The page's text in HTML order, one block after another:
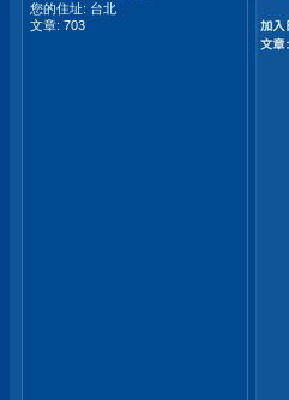
您的住址: 台北
文章: 703